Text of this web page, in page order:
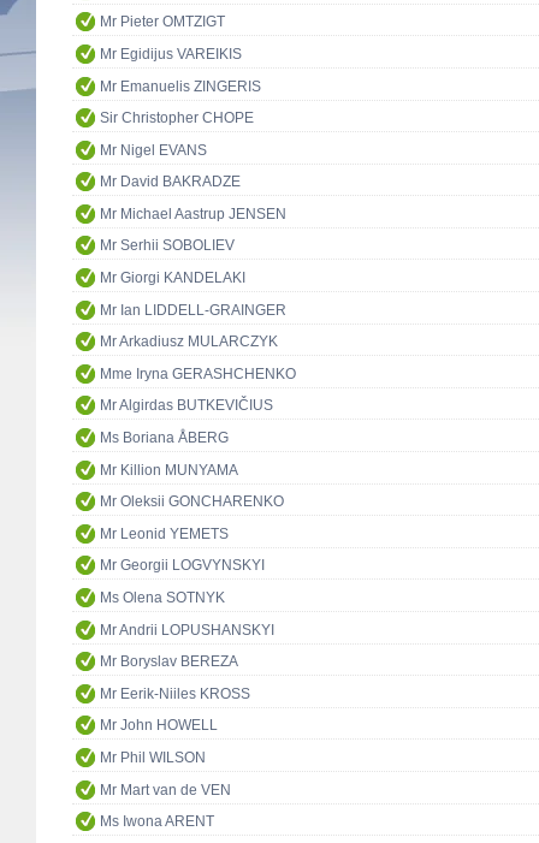
Mr Pieter OMTZIGT
Mr Egidijus VAREIKIS
Mr Emanuelis ZINGERIS
Sir Christopher CHOPE
Mr Nigel EVANS
Mr David BAKRADZE
Mr Michael Aastrup JENSEN
Mr Serhii SOBOLIEV
Mr Giorgi KANDELAKI
Mr Ian LIDDELL-GRAINGER
Mr Arkadiusz MULARCZYK
Mme Iryna GERASHCHENKO
Mr Algirdas BUTKEVIČIUS
Ms Boriana ÅBERG
Mr Killion MUNYAMA
Mr Oleksii GONCHARENKO
Mr Leonid YEMETS
Mr Georgii LOGVYNSKYI
Ms Olena SOTNYK
Mr Andrii LOPUSHANSKYI
Mr Boryslav BEREZA
Mr Eerik-Niiles KROSS
Mr John HOWELL
Mr Phil WILSON
Mr Mart van de VEN
Ms Iwona ARENT